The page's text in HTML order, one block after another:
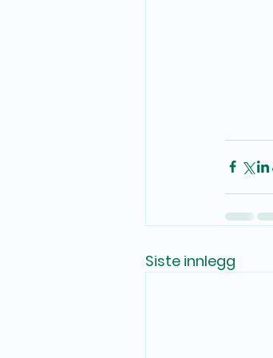
Siste innlegg